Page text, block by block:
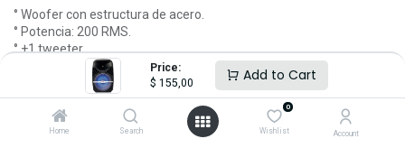
Price:
$ 155,00 Add to Cart
Home Search
0
Wishlist Account
° Woofer con estructura de acero.
° Potencia: 200 RMS.
° +1 tweeter.
° Potencia: 4OHms.
° Bluetooth con conexión TWS.
° Función de radio FM.
° Ranura para SD y USB.